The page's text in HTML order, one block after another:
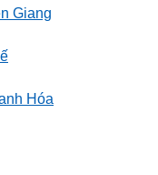
Giang
Hóa